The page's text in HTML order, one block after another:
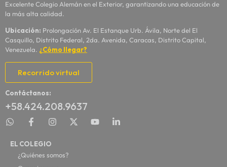
Excelente Colegio Alemán en el Exterior, garantizando una educación de
la más alta calidad.
Ubicación: Prolongación Av. El Estanque Urb. Ávila, Norte del El
Casquillo, Distrito Federal, 2da. Avenida, Caracas, Distrito Capital,
Venezuela. ¿Cómo llegar?
Recorrido virtual
Contáctanos:
+58.424.208.9637
EL COLEGIO
¿Quiénes somos?